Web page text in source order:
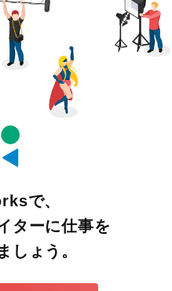
で、
ターに仕事を
しょう。